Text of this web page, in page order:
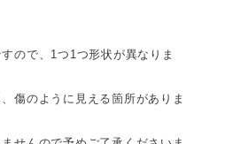
ので、1つ1つ形状が異なりま
傷のように見える箇所がありま